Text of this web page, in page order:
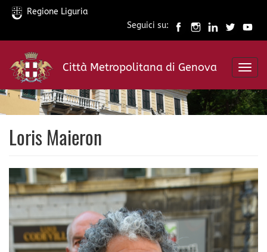
Salta
contenuto
principale
Regione Liguria
Seguici su:
Città Metropolitana di Genova
Loris Maieron